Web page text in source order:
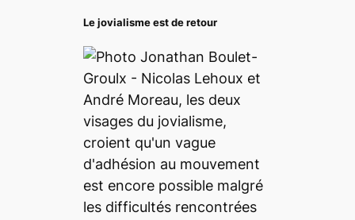
Le jovialisme est de retour